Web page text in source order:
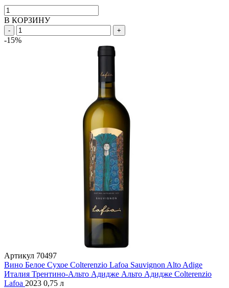
В КОРЗИНУ
- +
-15%
Артикул 70497
Вино Белое Сухое Colterenzio Lafoa Sauvignon Alto Adige
Италия Трентино-Альто Адидже Альто Адидже Colterenzio
Lafoa 2023 0,75 л